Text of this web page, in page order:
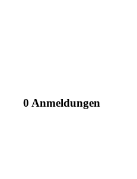
0 Anmeldungen